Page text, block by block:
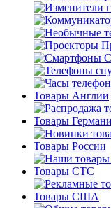
Товары Англии
Товары
Товары России
Товары СТС
Товары США